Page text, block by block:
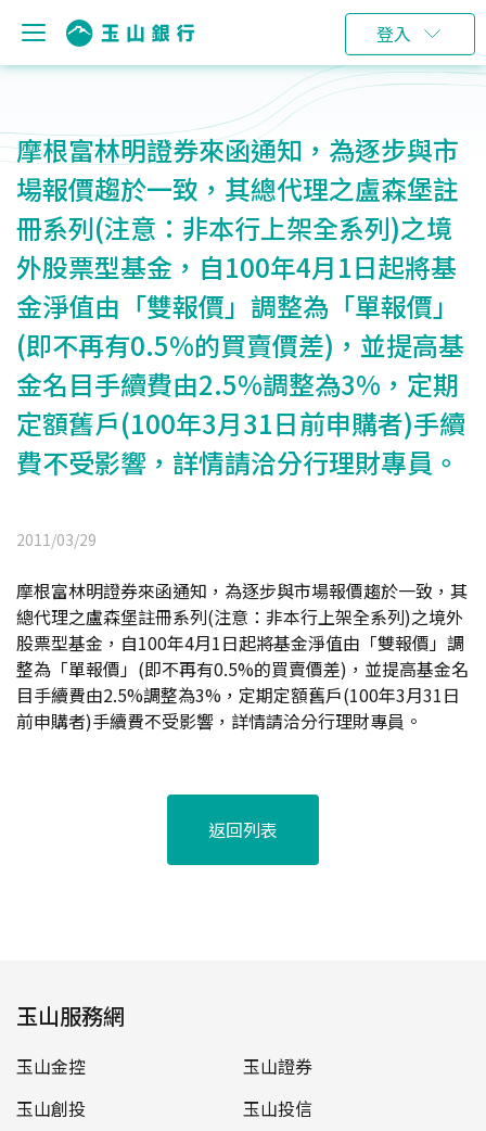
登入
摩根富林明證券來函通知，為逐步與市
場報價趨於一致，其總代理之盧森堡註
冊系列(注意：非本行上架全系列)之境
外股票型基金，自100年4月1日起將基
金淨值由「雙報價」調整為「單報價」
(即不再有0.5%的買賣價差)，並提高基
金名目手續費由2.5%調整為3%，定期
定額舊戶(100年3月31日前申購者)手續
費不受影響，詳情請洽分行理財專員。
2011/03/29
摩根富林明證券來函通知，為逐步與市場報價趨於一致，其
總代理之盧森堡註冊系列(注意：非本行上架全系列)之境外
股票型基金，自100年4月1日起將基金淨值由「雙報價」調
整為「單報價」(即不再有0.5%的買賣價差)，並提高基金名
目手續費由2.5%調整為3%，定期定額舊戶(100年3月31日
前申購者)手續費不受影響，詳情請洽分行理財專員。
返回列表
玉山服務網
玉山金控
玉山證券
玉山創投
玉山投信